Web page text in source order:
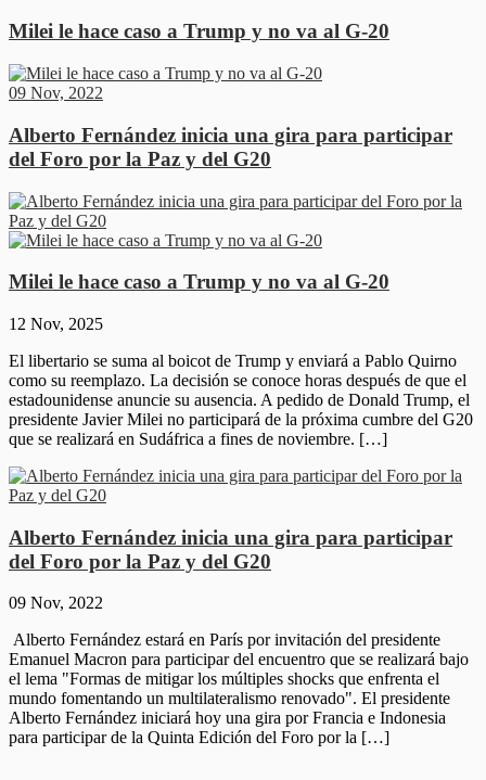
Milei le hace caso a Trump y no va al G-20
09 Nov, 2022
Alberto Fernández inicia una gira para participar
del Foro por la Paz y del G20
Milei le hace caso a Trump y no va al G-20
12 Nov, 2025
El libertario se suma al boicot de Trump y enviará a Pablo Quirno
como su reemplazo. La decisión se conoce horas después de que el
estadounidense anuncie su ausencia. A pedido de Donald Trump, el
presidente Javier Milei no participará de la próxima cumbre del G20
que se realizará en Sudáfrica a fines de noviembre. […]
Alberto Fernández inicia una gira para participar
del Foro por la Paz y del G20
09 Nov, 2022
Alberto Fernández estará en París por invitación del presidente
Emanuel Macron para participar del encuentro que se realizará bajo
el lema "Formas de mitigar los múltiples shocks que enfrenta el
mundo fomentando un multilateralismo renovado". El presidente
Alberto Fernández iniciará hoy una gira por Francia e Indonesia
para participar de la Quinta Edición del Foro por la […]